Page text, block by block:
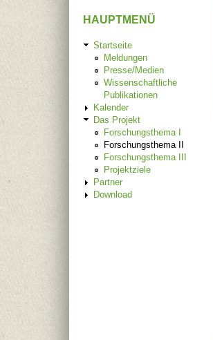
HAUPTMENÜ
Startseite
Meldungen
Presse/Medien
Wissenschaftliche
Publikationen
Kalender
Das Projekt
Forschungsthema I
Forschungsthema II
Forschungsthema III
Projektziele
Partner
Download